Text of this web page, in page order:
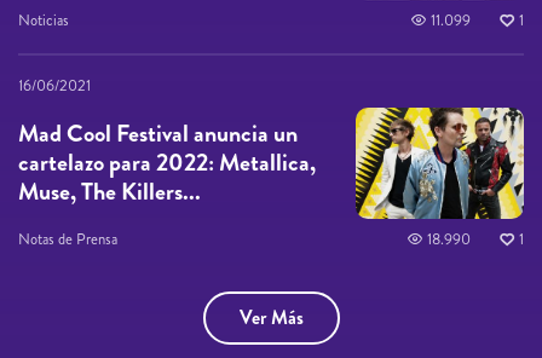
Noticias 11.099 1
16/06/2021
Mad Cool Festival anuncia un
cartelazo para 2022: Metallica,
Muse, The Killers...
Notas de Prensa 18.990 1
Ver Más